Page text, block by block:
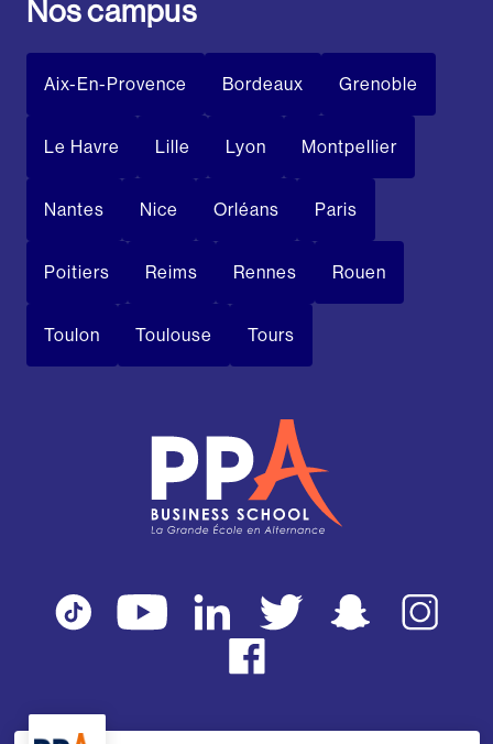
Nos campus
Aix-En-Provence Bordeaux Grenoble
Le Havre Lille Lyon Montpellier
Nantes Nice Orléans Paris
Poitiers Reims Rennes Rouen
Toulon Toulouse Tours